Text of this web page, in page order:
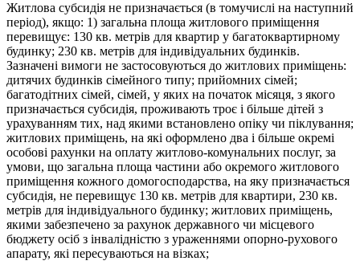
Житлова субсидія не призначається (в томучислі на наступний
період), якщо: 1) загальна площа житлового приміщення
перевищує: 130 кв. метрів для квартир у багатоквартирному
будинку; 230 кв. метрів для індивідуальних будинків.
Зазначені вимоги не застосовуються до житлових приміщень:
дитячих будинків сімейного типу; прийомних сімей;
багатодітних сімей, сімей, у яких на початок місяця, з якого
призначається субсидія, проживають троє і більше дітей з
урахуванням тих, над якими встановлено опіку чи піклування;
житлових приміщень, на які оформлено два і більше окремі
особові рахунки на оплату житлово-комунальних послуг, за
умови, що загальна площа частини або окремого житлового
приміщення кожного домогосподарства, на яку призначається
субсидія, не перевищує 130 кв. метрів для квартири, 230 кв.
метрів для індивідуального будинку; житлових приміщень,
якими забезпечено за рахунок державного чи місцевого
бюджету осіб з інвалідністю з ураженнями опорно-рухового
апарату, які пересуваються на візках;